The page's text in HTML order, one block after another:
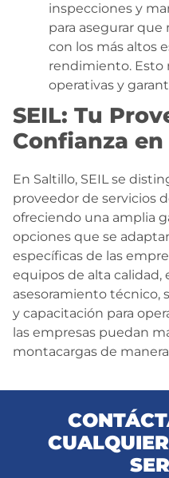
inspecciones y
para asegurar
con los más altos
rendimiento. Esto
operativas y
SEIL: Tu
Confianza
En Saltillo, SEIL se
proveedor de servicios
ofreciendo una amplia
opciones que se
específicas de las
equipos de alta calidad,
asesoramiento
y capacitación para
las empresas puedan
montacargas de